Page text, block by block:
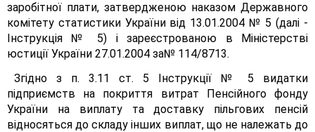
заробітної плати, затвердженою наказом Державного
комітету статистики України від 13.01.2004 № 5 (далі -
Інструкція № 5) і зареєстрованою в Міністерстві
юстиції України 27.01.2004 за№ 114/8713.
Згідно з п. 3.11 ст. 5 Інструкції № 5 видатки
підприємств на покриття витрат Пенсійного фонду
України на виплату та доставку пільгових пенсій
відносяться до складу інших виплат, що не належать до